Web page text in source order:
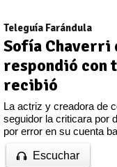
Teleguía Farándula
Sofía Chaverri
respondió con
recibió
La actriz y creadora de
seguidor la criticara por
por error en su cuenta
Escuchar